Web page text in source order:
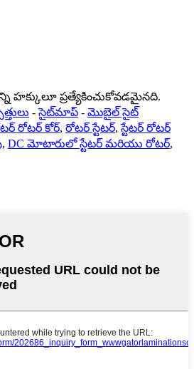
హక్కులూ ప్రత్యేకించుకోవడమైనది.
-సైట్‌మాప్ - మొబైల్ సైట్
రోటర్ కోర్, రోటర్ స్టేటర్,స్టేటర్ రోటర్
, DC మోటారులో స్టేటర్ మరియు రోటర్,